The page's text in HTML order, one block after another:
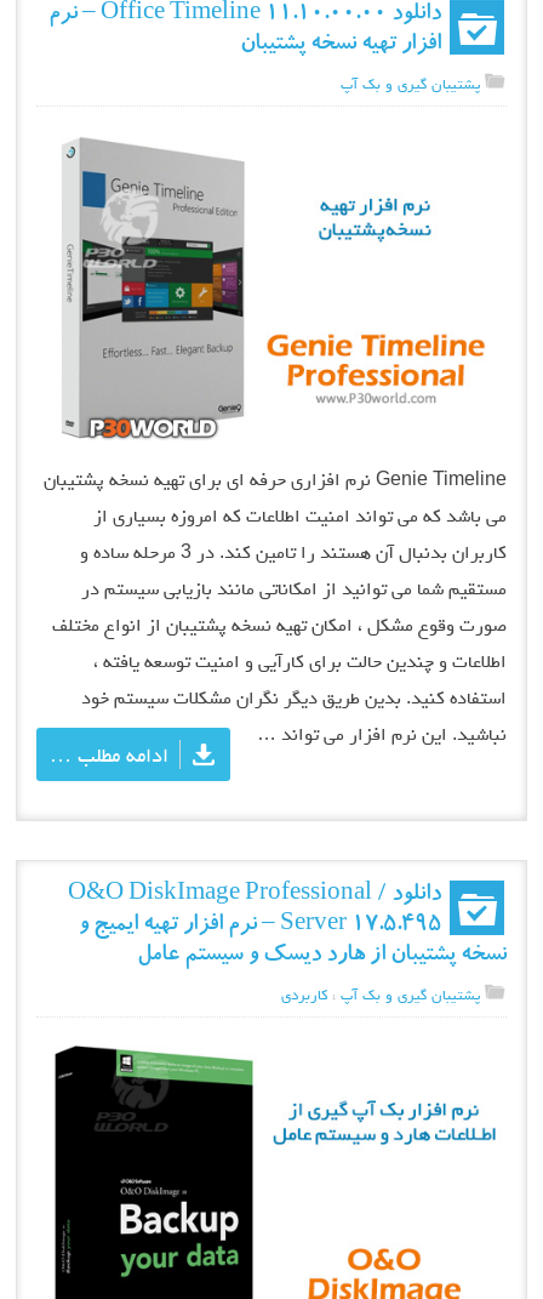
دانلود Office Timeline 11.10.00.00 – نرم
افزار تهیه نسخه پشتیبان
پشتیبان گیری و بک آپ
Genie Timeline نرم افزاری حرفه ای برای تهیه نسخه پشتیبان
می باشد که می تواند امنیت اطلاعات که امروزه بسیاری از
کاربران بدنبال آن هستند را تامین کند. در 3 مرحله ساده و
مستقیم شما می توانید از امکاناتی مانند بازیابی سیستم در
صورت وقوع مشکل ، امکان تهیه نسخه پشتیبان از انواع مختلف
اطلاعات و چندین حالت برای کارآیی و امنیت توسعه یافته ،
استفاده کنید. بدین طریق دیگر نگران مشکلات سیستم خود
نباشید. این نرم افزار می تواند …
ادامه مطلب …
دانلود O&O DiskImage Professional /
Server 17.5.495 – نرم افزار تهیه ایمیج و
نسخه پشتیبان از هارد دیسک و سیستم عامل
پشتیبان گیری و بک آپ ،کاربردی